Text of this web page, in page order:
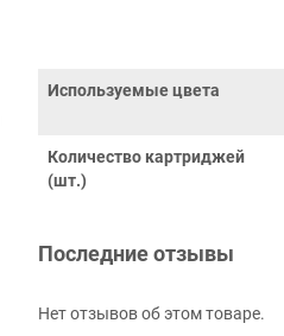
Используемые цвета
Количество картриджей
(шт.)
Последние отзывы
Нет отзывов об этом товаре.